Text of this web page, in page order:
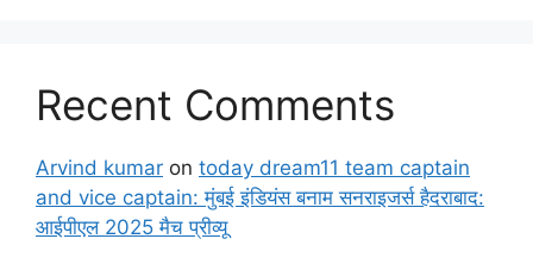
Recent Comments
Arvind kumar on today dream11 team captain
and vice captain: मुंबई इंडियंस बनाम सनराइजर्स हैदराबाद:
आईपीएल 2025 मैच प्रीव्यू